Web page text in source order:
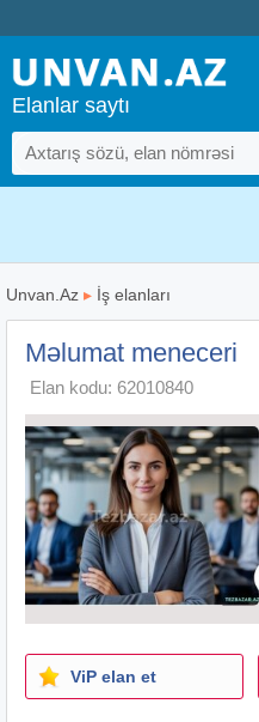
Elanlar saytı
Unvan.Az ▸ İş elanları
Məlumat meneceri
Elan kodu: 62010840
ViP elan et